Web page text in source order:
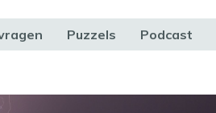
Puzzels Podcast